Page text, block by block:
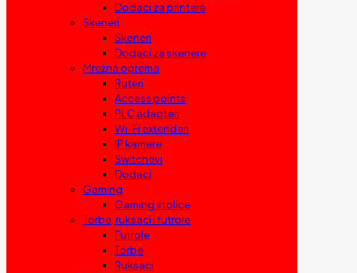
Dodaci za printere
Skeneri
Skeneri
Dodaci za skenere
Mrežna oprema
Ruteri
Access points
PLC adapteri
Wi-Fi extenderi
IP kamere
Switchevi
Dodaci
Gaming
Gaming stolice
Torbe, ruksaci i futrole
Futrole
Torbe
Ruksaci